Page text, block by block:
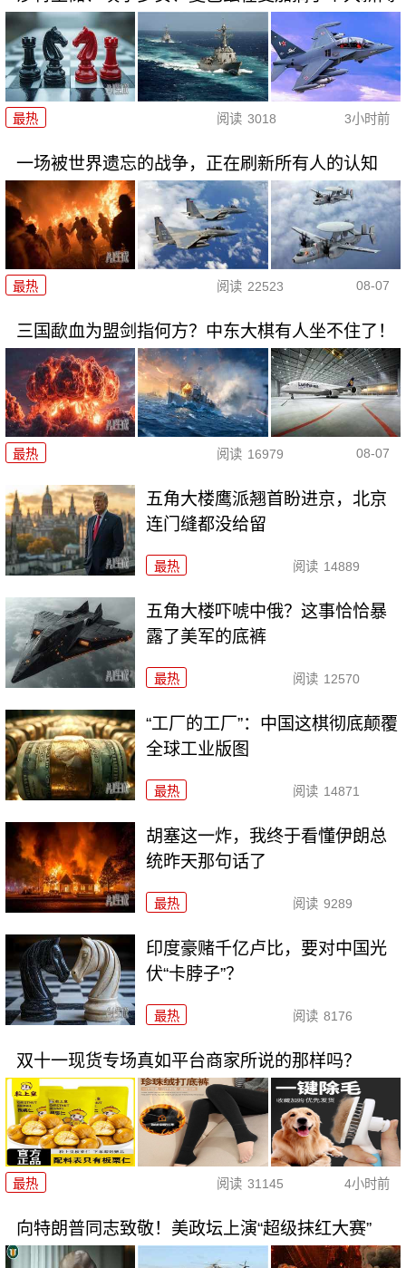
最热 阅读 3018 3小时前
一场被世界遗忘的战争，正在刷新所有人的认知
最热 阅读 22523 08-07
三国歃血为盟剑指何方？中东大棋有人坐不住了！
最热 阅读 16979 08-07
五角大楼鹰派翘首盼进京，北京
连门缝都没给留
最热 阅读 14889
五角大楼吓唬中俄？这事恰恰暴
露了美军的底裤
最热 阅读 12570
“工厂的工厂”：中国这棋彻底颠覆
全球工业版图
最热 阅读 14871
胡塞这一炸，我终于看懂伊朗总
统昨天那句话了
最热 阅读 9289
印度豪赌千亿卢比，要对中国光
伏“卡脖子”？
最热 阅读 8176
双十一现货专场真如平台商家所说的那样吗？
最热 阅读 31145 4小时前
向特朗普同志致敬！美政坛上演“超级抹红大赛”